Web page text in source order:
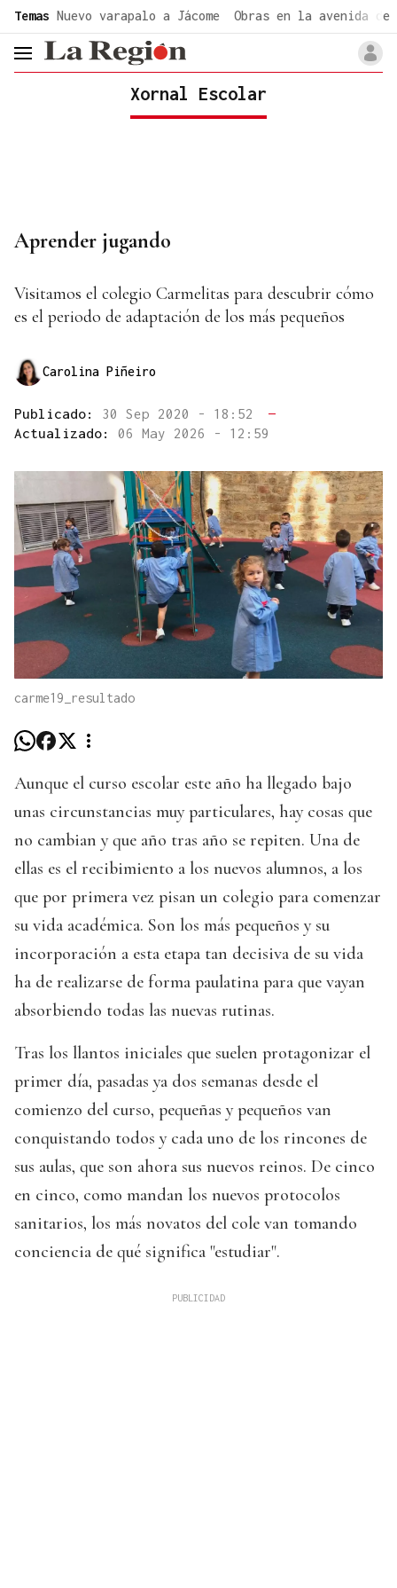
Temas Nuevo varapalo a Jácome Obras en la avenida de
header.menu.open
Xornal Escolar
Aprender jugando
Visitamos el colegio Carmelitas para descubrir cómo
es el periodo de adaptación de los más pequeños
Carolina Piñeiro
Publicado: 30 Sep 2020 - 18:52
—
Actualizado: 06 May 2026 - 12:59
carme19_resultado
Aunque el curso escolar este año ha llegado bajo
unas circunstancias muy particulares, hay cosas que
no cambian y que año tras año se repiten. Una de
ellas es el recibimiento a los nuevos alumnos, a los
que por primera vez pisan un colegio para comenzar
su vida académica. Son los más pequeños y su
incorporación a esta etapa tan decisiva de su vida
ha de realizarse de forma paulatina para que vayan
absorbiendo todas las nuevas rutinas.
Tras los llantos iniciales que suelen protagonizar el
primer día, pasadas ya dos semanas desde el
comienzo del curso, pequeñas y pequeños van
conquistando todos y cada uno de los rincones de
sus aulas, que son ahora sus nuevos reinos. De cinco
en cinco, como mandan los nuevos protocolos
sanitarios, los más novatos del cole van tomando
conciencia de qué significa "estudiar".